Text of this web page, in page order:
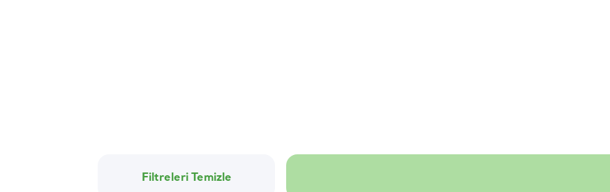
Filtreleri Temizle